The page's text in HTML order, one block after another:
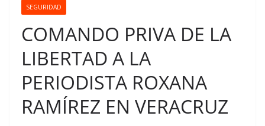
SEGURIDAD
COMANDO PRIVA DE LA
LIBERTAD A LA
PERIODISTA ROXANA
RAMÍREZ EN VERACRUZ